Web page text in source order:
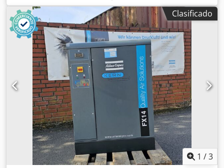
kVA (64 kW); año de fabricación: 2016; motor: PERKINS
Chsdpfxszcn Dzo Akbsa horas de funcionamiento: 2950
horas El grupo electrógeno está en perfecto estado de
funcionamiento. Precio neto: 59.500 PLN Precio bruto:
73.185 PLN
Clasificado
1 /3